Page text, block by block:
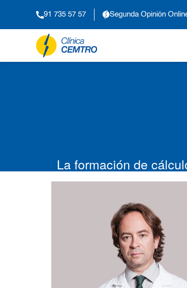
91 735 57 57 Segunda Opinión
La formación de